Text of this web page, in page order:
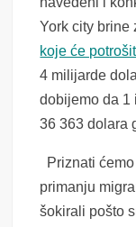
York city brine
koje će
4 milijarde
dobijemo da 1
36 363 dolara
Priznati
primanju
šokirali pošto